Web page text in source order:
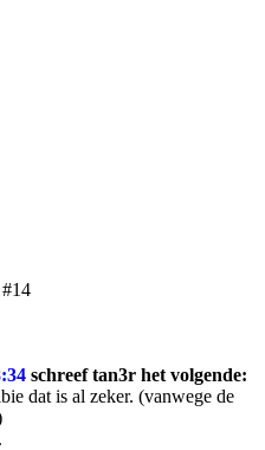
#14
schreef tan3r het volgende:
dat is al zeker. (vanwege de